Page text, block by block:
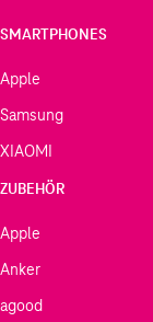
SMARTPHONES
Apple
Samsung
XIAOMI
ZUBEHÖR
Apple
Anker
agood